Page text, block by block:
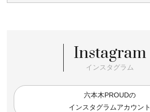
Instagram
インスタグラム
六本木PROUDの
インスタグラムアカウント